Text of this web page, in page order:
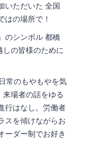
いただいた 全国
はの場所で！
のシンボル 都橋
の皆様のために
常のもやもやを気
場者の話をゆる
行はなし。労働者
スを傾けながらお
ーダー制でお好き